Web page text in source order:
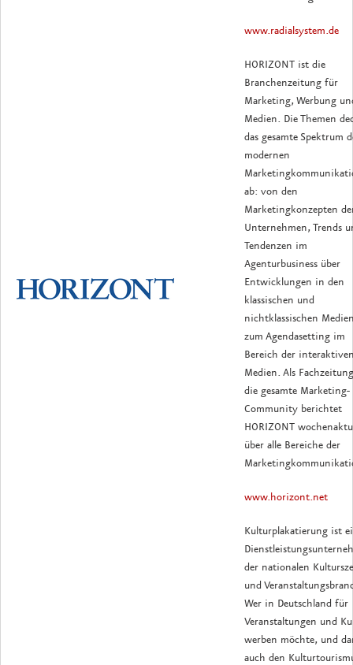
www.radialsystem.de
HORIZONT ist die
Branchenzeitung für
Marketing, Werbung
Medien. Die Themen
das gesamte Spektrum
modernen
ab: von den
Marketingkonzepten
Unternehmen, Trends
Tendenzen im
Agenturbusiness über
Entwicklungen in den
klassischen und
nichtklassischen
zum Agendasetting im
Bereich der
Medien. Als
die gesamte Marketing-
Community berichtet
HORIZONT
über alle Bereiche der
www.horizont.net
Kulturplakatierung ist
der nationalen
und
Wer in Deutschland für
Veranstaltungen und
werben möchte, und
auch den